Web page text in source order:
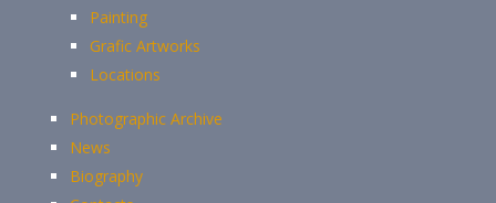
Painting
Grafic Artworks
Locations
Photographic Archive
News
Biography